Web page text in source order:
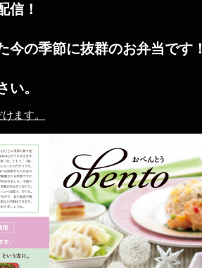
信！
今の季節に抜群のお弁当です！
い。
ます。